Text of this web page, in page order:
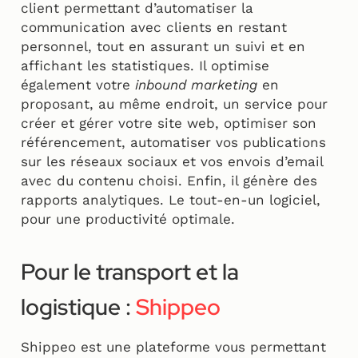
client permettant d’automatiser la
communication avec clients en restant
personnel, tout en assurant un suivi et en
affichant les statistiques. Il optimise
également votre inbound marketing en
proposant, au même endroit, un service pour
créer et gérer votre site web, optimiser son
référencement, automatiser vos publications
sur les réseaux sociaux et vos envois d’email
avec du contenu choisi. Enfin, il génère des
rapports analytiques. Le tout-en-un logiciel,
pour une productivité optimale.
Pour le transport et la
logistique :Shippeo
Shippeo est une plateforme vous permettant